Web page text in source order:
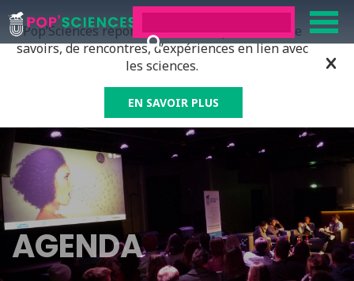
Pop’Sciences répond à tous ceux qui ont soif de
savoirs, de rencontres, d’expériences en lien avec
les sciences.
EN SAVOIR PLUS
AGENDA